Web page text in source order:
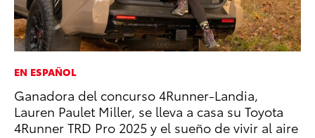
EN ESPAÑOL
Ganadora del concurso 4Runner-Landia,
Lauren Paulet Miller, se lleva a casa su Toyota
4Runner TRD Pro 2025 y el sueño de vivir al aire